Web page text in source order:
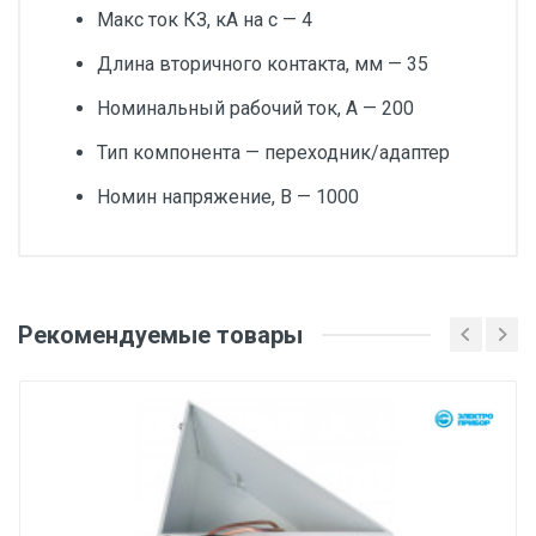
Макс ток КЗ, кА на с — 4
Длина вторичного контакта, мм — 35
Номинальный рабочий ток, А — 200
Тип компонента — переходник/адаптер
Номин напряжение, В — 1000
Вес
Производитель и место нахождения
Группы компаний IEK (Россия, Москва)
Рекомендуемые товары